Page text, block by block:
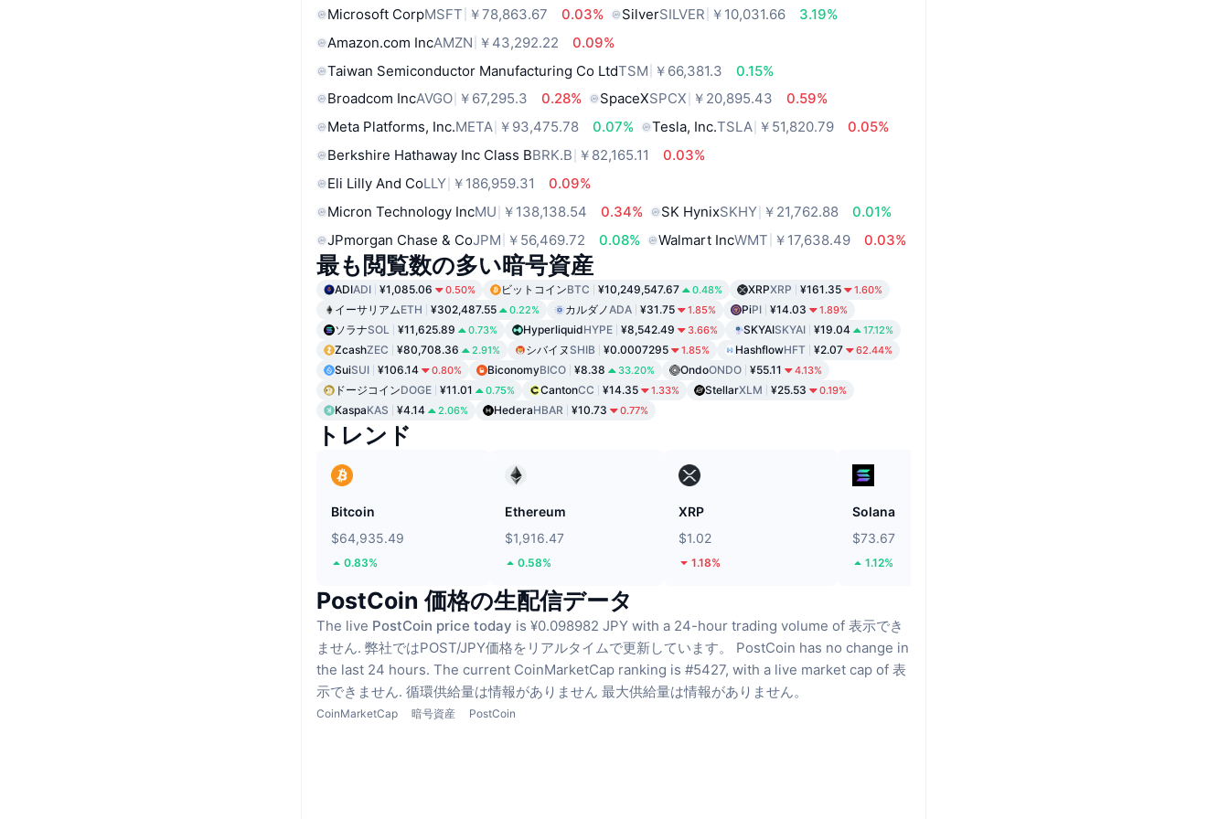
Microsoft CorpMSFT ￥78,863.67 0.03% SilverSILVER ￥10,031.66
3.19%
Amazon.com IncAMZN ￥43,292.22
0.09%
Taiwan Semiconductor Manufacturing Co LtdTSM ￥66,381.3
0.15%
Broadcom IncAVGO ￥67,295.3 0.28% SpaceXSPCX ￥20,895.43
0.59%
Meta Platforms, Inc.META ￥93,475.78 0.07% Tesla, Inc.TSLA ￥51,820.79
0.05%
Berkshire Hathaway Inc Class BBRK.B ￥82,165.11
0.03%
Eli Lilly And CoLLY ￥186,959.31
0.09%
Micron Technology IncMU ￥138,138.54 0.34% SK HynixSKHY ￥21,762.88
0.01%
JPmorgan Chase & CoJPM ￥56,469.72 0.08% Walmart IncWMT ￥17,638.49 0.03%
最も閲覧数の多い暗号資産
ADIADI ¥1,085.06 0.50% ビットコインBTC ¥10,249,547.67 0.48% XRPXRP ¥161.35 1.60%
イーサリアムETH ¥302,487.55 0.22% カルダノADA ¥31.75 1.85% PiPI ¥14.03 1.89%
ソラナSOL ¥11,625.89 0.73% HyperliquidHYPE ¥8,542.49 3.66% SKYAISKYAI ¥19.04 17.12%
ZcashZEC ¥80,708.36 2.91% シバイヌ SHIB ¥0.0007295 1.85% HashflowHFT ¥2.07 62.44%
SuiSUI ¥106.14 0.80% BiconomyBICO ¥8.38 33.20% OndoONDO ¥55.11 4.13%
ドージコインDOGE ¥11.01 0.75% CantonCC ¥14.35 1.33% StellarXLM ¥25.53 0.19%
KaspaKAS ¥4.14 2.06% HederaHBAR ¥10.73 0.77%
トレンド
Bitcoin
$64,935.49
0.83%
Ethereum
$1,916.47
0.58%
XRP
$1.02
1.18%
Solana
$73.67
1.12%
PostCoin 価格の生配信データ
The live PostCoin price today is ¥0.098982 JPY with a 24-hour trading volume of 表示でき
ません. 弊社ではPOST/JPY価格をリアルタイムで更新しています。
PostCoin has no change in
the last 24 hours. The current CoinMarketCap ranking is #5427, with a live market cap of 表
示できません. 循環供給量は情報がありません 最大供給量は情報がありません。
CoinMarketCap 暗号資産 PostCoin